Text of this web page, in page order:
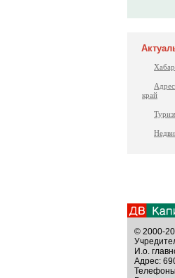
край
© 2000-
И.о.
Адрес: